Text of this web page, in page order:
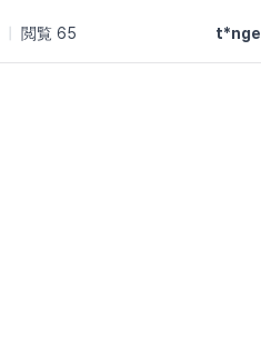
閲覧 65 t*nge